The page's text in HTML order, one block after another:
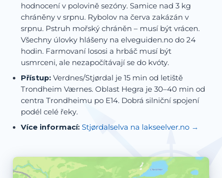
hodnocení v polovině sezóny. Samice nad 3 kg
chráněny v srpnu. Rybolov na červa zakázán v
srpnu. Pstruh mořský chráněn – musí být vrácen.
Všechny úlovky hlášeny na elveguiden.no do 24
hodin. Farmovaní lososi a hrbáč musí být
usmrceni, ale nezapočítávají se do kvóty.
Přístup: Verdnes/Stjørdal je 15 min od letiště
Trondheim Værnes. Oblast Hegra je 30–40 min od
centra Trondheimu po E14. Dobrá silniční spojení
podél celé řeky.
Více informací: Stjørdalselva na lakseelver.no